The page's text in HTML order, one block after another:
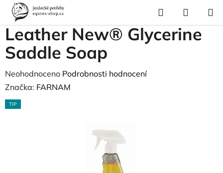
Přejít
obsah
Hledat
KOŠÍK
Domů
Pro koně
Leather New® Glycerine
Saddle Soap
Průměrné
hodnocení
produktu
Neohodnoceno Podrobnosti hodnocení
Značka: FARNAM
TIP